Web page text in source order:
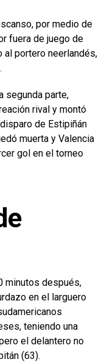
por medio de
fuera de juego de
al portero neerlandés,
segunda parte,
rival y montó
de Estipiñán
muerta y Valencia
gol en el torneo
minutos después,
en el larguero
teniendo una
el delantero no
(63).